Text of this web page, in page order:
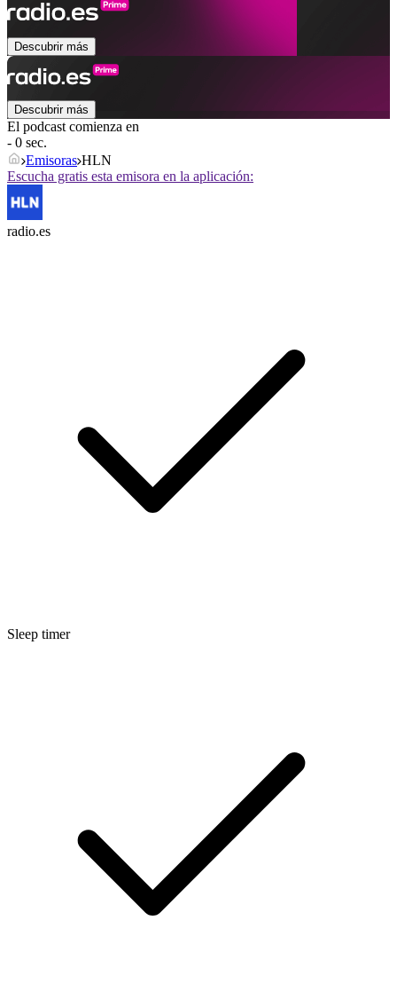
Descubrir más
Descubrir más
El podcast comienza en
- 0 sec.
Emisoras HLN
Escucha gratis esta emisora en la aplicación:
radio.es
Sleep timer